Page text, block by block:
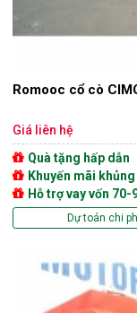
Romooc cổ cò
Giá liên hệ
Quà tặng hấp dẫn
Khuyến mãi khủng
Hỗ trợ vay vốn 70-
Dự toán chi